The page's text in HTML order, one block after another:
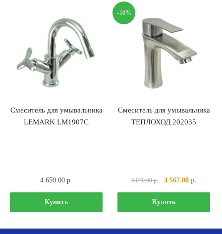
Смеситель для умывальника
LEMARK LM1907C
4 650.00р.
Купить
-10%
Смеситель для умывальника
ТЕПЛОХОД 202035
5 070.00р.
Первоначальная
цена
составляла
5
4 567.00 р.Текущая
цена:
567.00
Купить